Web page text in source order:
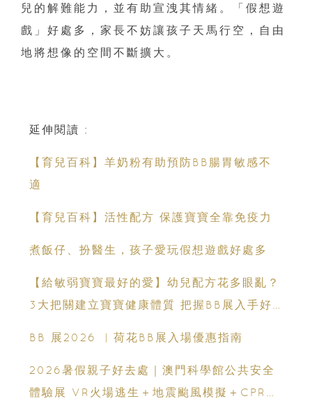
兒的解難能力，並有助宣洩其情緒。「假想遊
戲」好處多，家長不妨讓孩子天馬行空，自由
地將想像的空間不斷擴大。
延伸閱讀 :
【育兒百科】羊奶粉有助預防BB腸胃敏感不
適
【育兒百科】活性配方 保護寶寶全靠免疫力
煮飯仔、扮醫生，孩子愛玩假想遊戲好處多
【給敏弱寶寶最好的愛】幼兒配方花多眼亂？
3大把關建立寶寶健康體質 把握BB展入手好
BB 展2026 ︳荷花BB展入場優惠指南
2026暑假親子好去處｜澳門科學館公共安全
體驗展 VR火場逃生＋地震颱風模擬＋CPR急